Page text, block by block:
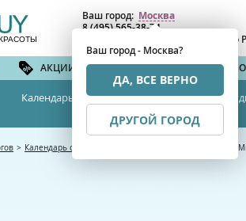
Ваш город: Москва
Ваш город - Москва?
ДА, ВСЕ ВЕРНО
ДРУГОЙ ГОРОД
8 (495) 565-38-74
(бесплатный по
АКЦИИ И СКИДКИ БРЕНДЫ
Календарь семинаров
> Календарь семинаров УЗ -терапия в косметологии.